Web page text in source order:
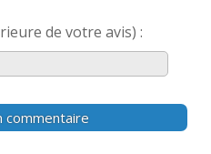
de votre avis) :
commentaire